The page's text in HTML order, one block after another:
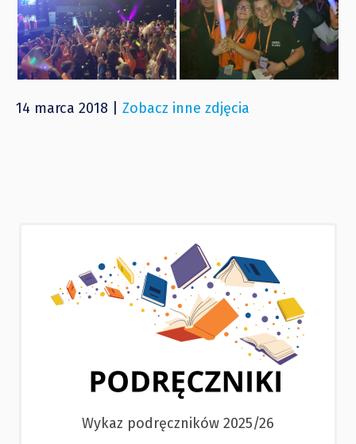
14 marca 2018 | Zobacz inne zdjęcia
Wykaz podręczników 2025/26